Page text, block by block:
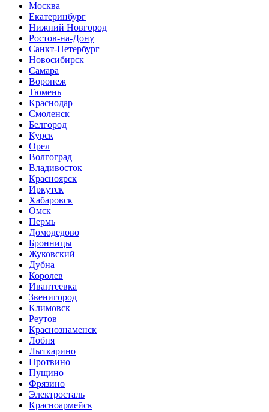
Москва
Екатеринбург
Нижний Новгород
Ростов-на-Дону
Санкт-Петербург
Новосибирск
Самара
Воронеж
Тюмень
Краснодар
Смоленск
Белгород
Курск
Орел
Волгоград
Владивосток
Красноярск
Иркутск
Хабаровск
Омск
Пермь
Домодедово
Бронницы
Жуковский
Дубна
Королев
Ивантеевка
Звенигород
Климовск
Реутов
Краснознаменск
Лобня
Лыткарино
Протвино
Пущино
Фрязино
Электросталь
Красноармейск